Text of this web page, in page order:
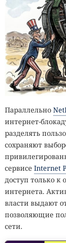
Параллельно
интернет-
разделять
сохраняют
сервисе Internet
доступ только к
интернета.
власти выдают
позволяющие
сети.